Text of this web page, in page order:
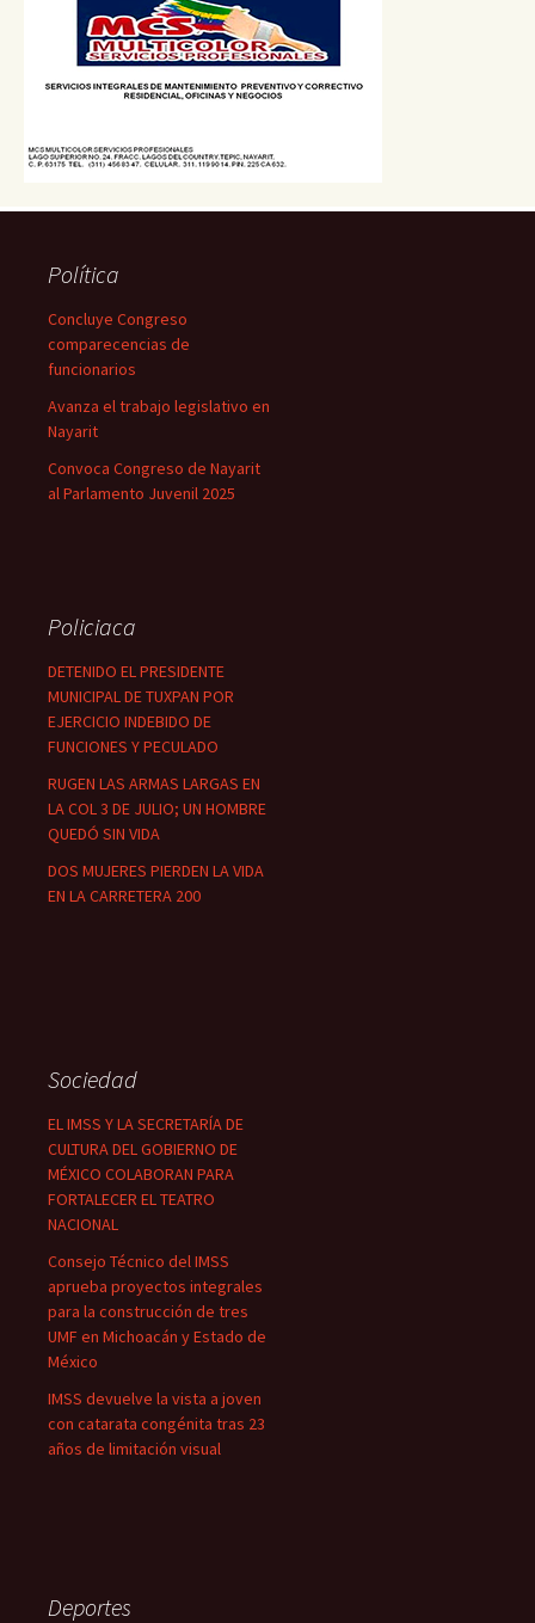
Política
Concluye Congreso
comparecencias de
funcionarios
Avanza el trabajo legislativo en
Nayarit
Convoca Congreso de Nayarit
al Parlamento Juvenil 2025
Policiaca
DETENIDO EL PRESIDENTE
MUNICIPAL DE TUXPAN POR
EJERCICIO INDEBIDO DE
FUNCIONES Y PECULADO
RUGEN LAS ARMAS LARGAS EN
LA COL 3 DE JULIO; UN HOMBRE
QUEDÓ SIN VIDA
DOS MUJERES PIERDEN LA VIDA
EN LA CARRETERA 200
Sociedad
EL IMSS Y LA SECRETARÍA DE
CULTURA DEL GOBIERNO DE
MÉXICO COLABORAN PARA
FORTALECER EL TEATRO
NACIONAL
Consejo Técnico del IMSS
aprueba proyectos integrales
para la construcción de tres
UMF en Michoacán y Estado de
México
IMSS devuelve la vista a joven
con catarata congénita tras 23
años de limitación visual
Deportes